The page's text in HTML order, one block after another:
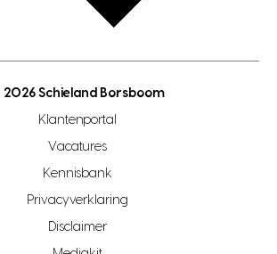
dag
zoetermeer
regio den haag
regio rotterdam
2026 Schieland Borsboom
Klantenportal
Vacatures
Kennisbank
Privacyverklaring
Disclaimer